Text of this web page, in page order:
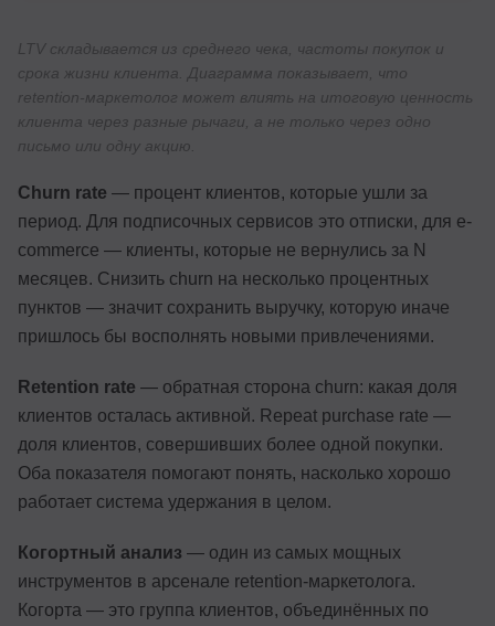
LTV складывается из среднего чека, частоты покупок и
срока жизни клиента. Диаграмма показывает, что
retention-маркетолог может влиять на итоговую ценность
клиента через разные рычаги, а не только через одно
письмо или одну акцию.
Churn rate — процент клиентов, которые ушли за
период. Для подписочных сервисов это отписки, для e-
commerce — клиенты, которые не вернулись за N
месяцев. Снизить churn на несколько процентных
пунктов — значит сохранить выручку, которую иначе
пришлось бы восполнять новыми привлечениями.
Retention rate — обратная сторона churn: какая доля
клиентов осталась активной. Repeat purchase rate —
доля клиентов, совершивших более одной покупки.
Оба показателя помогают понять, насколько хорошо
работает система удержания в целом.
Когортный анализ — один из самых мощных
инструментов в арсенале retention-маркетолога.
Когорта — это группа клиентов, объединённых по